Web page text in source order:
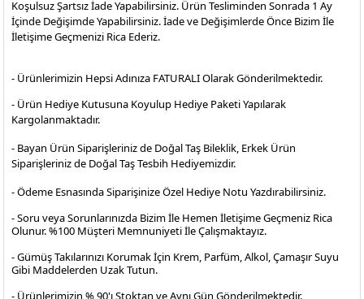
Koşulsuz Şartsız İade Yapabilirsiniz. Ürün Tesliminden Sonrada 1 Ay
İçinde Değişimde Yapabilirsiniz. İade ve Değişimlerde Önce Bizim İle
İletişime Geçmenizi Rica Ederiz.
- Ürünlerimizin Hepsi Adınıza FATURALI Olarak Gönderilmektedir.
- Ürün Hediye Kutusuna Koyulup Hediye Paketi Yapılarak
Kargolanmaktadır.
- Bayan Ürün Siparişleriniz de Doğal Taş Bileklik, Erkek Ürün
Siparişleriniz de Doğal Taş Tesbih Hediyemizdir.
- Ödeme Esnasında Siparişinize Özel Hediye Notu Yazdırabilirsiniz.
- Soru veya Sorunlarınızda Bizim İle Hemen İletişime Geçmeniz Rica
Olunur. %100 Müşteri Memnuniyeti İle Çalışmaktayız.
- Gümüş Takılarınızı Korumak İçin Krem, Parfüm, Alkol, Çamaşır Suyu
Gibi Maddelerden Uzak Tutun.
- Ürünlerimizin % 90'ı Stoktan ve Aynı Gün Gönderilmektedir.